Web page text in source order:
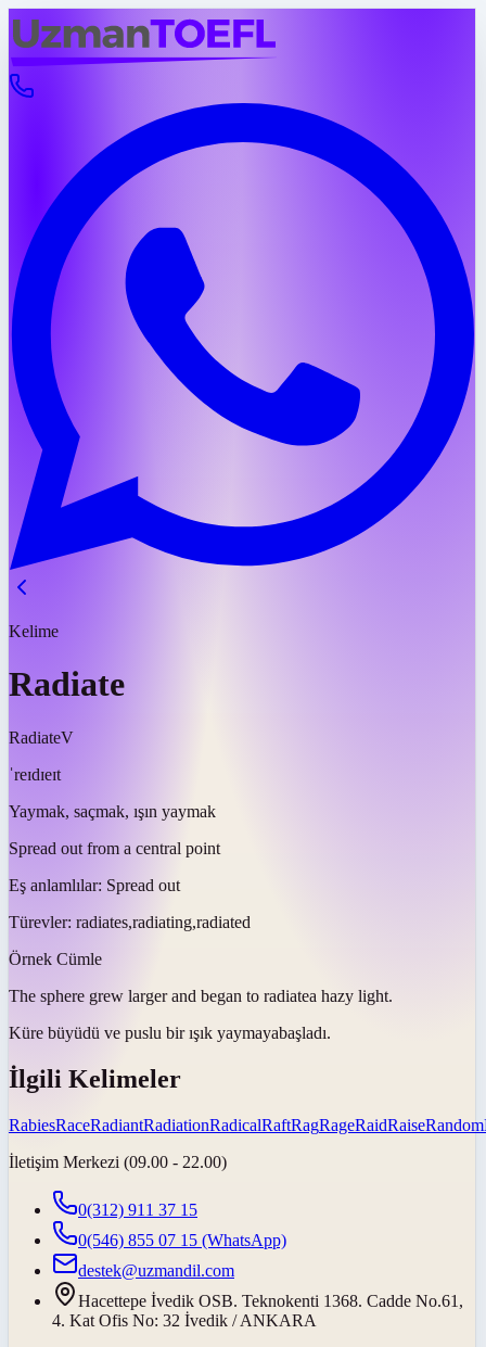
Kelime
Radiate
RadiateV
ˈreɪdɪeɪt
Yaymak, saçmak, ışın yaymak
Spread out from a central point
Eş anlamlılar: Spread out
Türevler: radiates,radiating,radiated
Örnek Cümle
The sphere grew larger and began to radiatea hazy light.
Küre büyüdü ve puslu bir ışık yaymayabaşladı.
İlgili Kelimeler
RabiesRaceRadiantRadiationRadicalRaftRagRageRaidRaiseRandom
İletişim Merkezi (09.00 - 22.00)
0(312) 911 37 15
0(546) 855 07 15 (WhatsApp)
destek@uzmandil.com
Hacettepe İvedik OSB. Teknokenti 1368. Cadde No.61,
4. Kat Ofis No: 32 İvedik / ANKARA